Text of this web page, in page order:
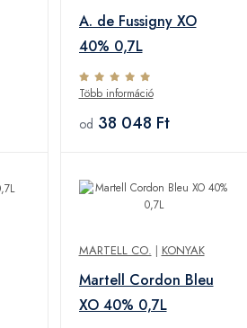
A. de Fussigny XO
40% 0,7L
Több információ
od 38 048 Ft
MARTELL CO. | KONYAK
Martell Cordon Bleu
XO 40% 0,7L